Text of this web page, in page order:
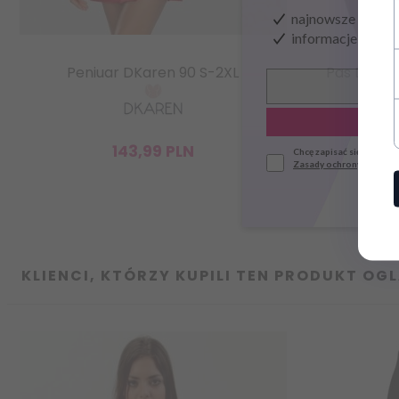
Peniuar DKaren 90 S-2XL
143,99 PLN
Pas De
KLIENCI, KTÓRZY KUPILI TEN PRODUKT
najnowsze
informacje o
Chcę zapisać się do
Zasady ochrony danych